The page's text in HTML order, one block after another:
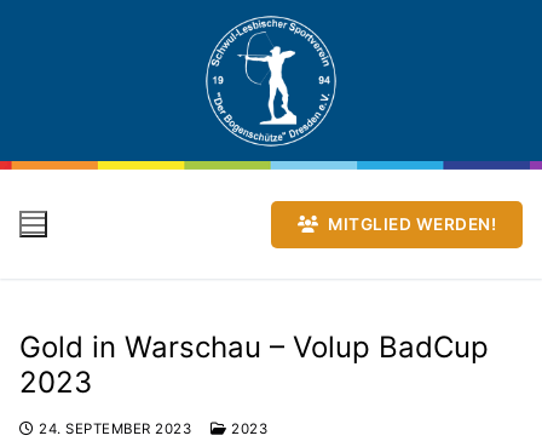
MITGLIED WERDEN!
Gold in Warschau – Volup BadCup
2023
24. SEPTEMBER 2023 2023